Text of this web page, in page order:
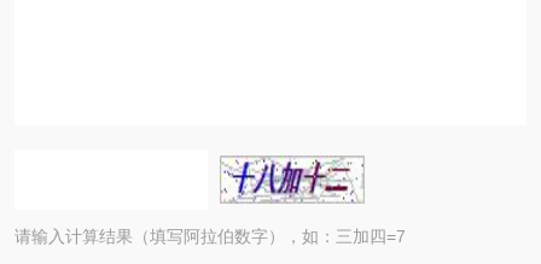
请输入计算结果（填写阿拉伯数字），如：三加四=7